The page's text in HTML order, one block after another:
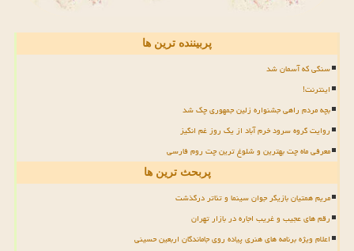
پربیننده ترین ها
سنگی که آسمان شد
اینترنت!
بچه مردم راهی جشنواره زلین جمهوری چک شد
روایت گروه سرود خرم آباد از یک روز غم انگیز
معرفی ماه چت بهترین و شلوغ ترین چت روم فارسی
پربحث ترین ها
مریم همتیان بازیگر جوان سینما و تئاتر درگذشت
رقم های عجیب و غریب اجاره در بازار تهران
اعلام ویژه برنامه های هنری پیاده روی جاماندگان اربعین حسینی